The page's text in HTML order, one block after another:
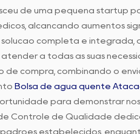
de uma pequena startup
alcançando aumentos
completa e integrada,
a todas as suas
de compra, combinando o
Bolsa de água quente
para demonstrar
Controle de Qualidade
estabelecidos,